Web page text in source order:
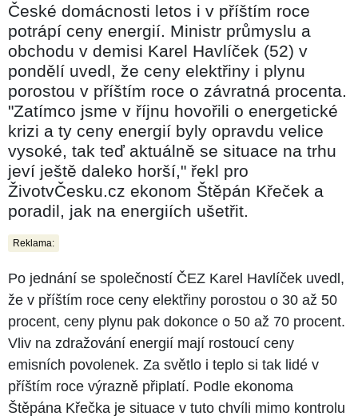
České domácnosti letos i v příštím roce
potrápí ceny energií. Ministr průmyslu a
obchodu v demisi Karel Havlíček (52) v
pondělí uvedl, že ceny elektřiny i plynu
porostou v příštím roce o závratná procenta.
"Zatímco jsme v říjnu hovořili o energetické
krizi a ty ceny energií byly opravdu velice
vysoké, tak teď aktuálně se situace na trhu
jeví ještě daleko horší," řekl pro
ŽivotvČesku.cz ekonom Štěpán Křeček a
poradil, jak na energiích ušetřit.
Reklama:
Po jednání se společností ČEZ Karel Havlíček uvedl,
že v příštím roce ceny elektřiny porostou o 30 až 50
procent, ceny plynu pak dokonce o 50 až 70 procent.
Vliv na zdražování energií mají rostoucí ceny
emisních povolenek. Za světlo i teplo si tak lidé v
příštím roce výrazně připlatí. Podle ekonoma
Štěpána Křečka je situace v tuto chvíli mimo kontrolu